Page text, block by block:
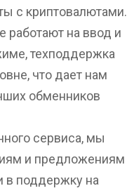
с криптовалютами.
работают на ввод и
техподдержка
что дает нам
обменников
сервиса, мы
и предложениям
в поддержку на